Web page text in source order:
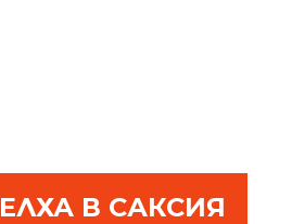
ЕЛХА В САКСИЯ